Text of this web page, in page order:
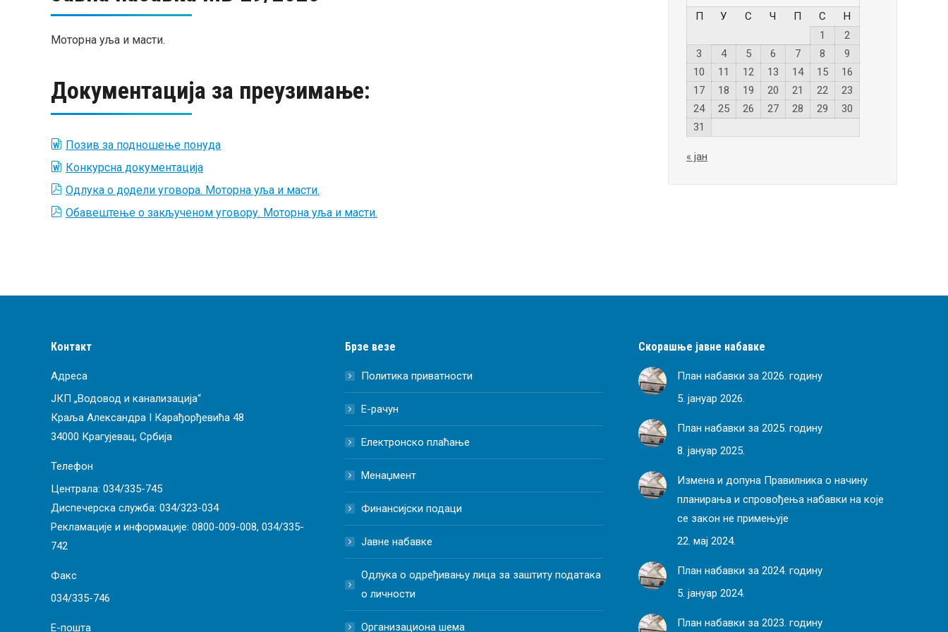
Моторна уља и масти.
Документација за преузимање:
Позив за подношење понуда
Конкурсна документација
Одлука о додели уговора. Моторна уља и масти.
Обавештење о закљученом уговору. Моторна уља и масти.
П У С Ч П С
Н
1
2
3
4 5 6 7 8
9
10
11 12 13 14 15
16
17
18 19 20 21 22
23
24
25 26 27 28 29
30
31
« јан
Контакт
Адреса
ЈКП „Водовод и канализација“
Краља Александра I Карађорђевића 48
34000 Крагујевац, Србија
Телефон
Централа: 034/335-745
Диспечерска служба: 034/323-034
Рекламације и информације: 0800-009-008, 034/335-
742
Факс
034/335-746
Е-пошта
Брзе везе
Политика приватности
Е-рачун
Електронско плаћање
Менаџмент
Финансијски подаци
Јавне набавке
Одлука о одређивању лица за заштиту података
о личности
Организациона шема
Скорашње јавне набавке
План набавки за 2026. годину
5. јануар 2026.
План набавки за 2025. годину
8. јануар 2025.
Измена и допуна Правилника о начину
планирања и спровођења набавки на које
се закон не примењује
22. мај 2024.
План набавки за 2024. годину
5. јануар 2024.
План набавки за 2023. годину